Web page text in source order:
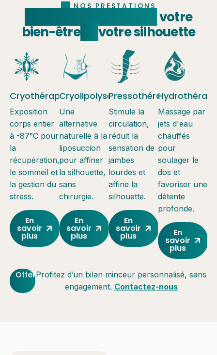
NOS PRESTATIONS
votre
bien-êtreet votre silhouette
Cryothérapie
Exposition
corps entier
à -87°C pour
la
récupération,
le sommeil et
la gestion du
stress.
En
savoir
plus
Cryolipolyse
Une
alternative
naturelle à la
liposuccion
pour affiner
la silhouette,
sans
chirurgie.
En
savoir
plus
Pressothérapie
Stimule la
circulation,
réduit la
sensation de
jambes
lourdes et
affine la
silhouette.
En
savoir
plus
Massage par
jets d'eau
chauffés
pour
soulager le
dos et
favoriser une
détente
profonde.
En
savoir
plus
OffertProfitez d’un bilan minceur personnalisé, sans
engagement. Contactez-nous